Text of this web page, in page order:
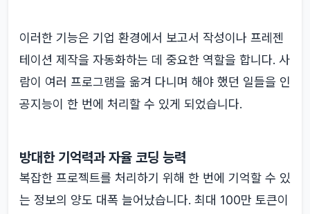
이러한 기능은 기업 환경에서 보고서 작성이나 프레젠
테이션 제작을 자동화하는 데 중요한 역할을 합니다. 사
람이 여러 프로그램을 옮겨 다니며 해야 했던 일들을 인
공지능이 한 번에 처리할 수 있게 되었습니다.
방대한 기억력과 자율 코딩 능력
복잡한 프로젝트를 처리하기 위해 한 번에 기억할 수 있
는 정보의 양도 대폭 늘어났습니다. 최대 100만 토큰이